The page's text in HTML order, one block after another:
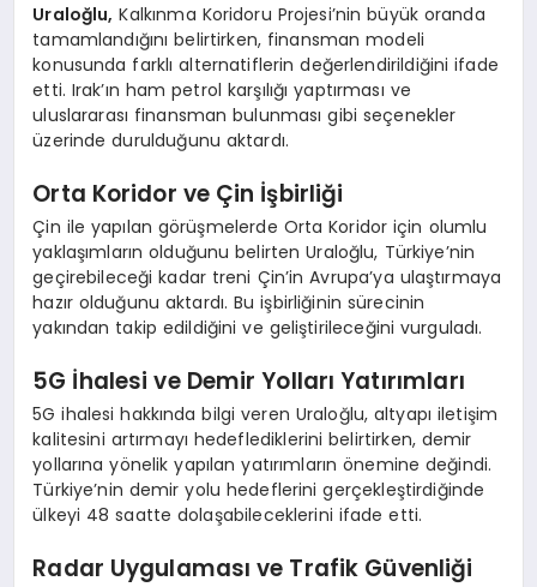
Uraloğlu, Kalkınma Koridoru Projesi’nin büyük oranda
tamamlandığını belirtirken, finansman modeli
konusunda farklı alternatiflerin değerlendirildiğini ifade
etti. Irak’ın ham petrol karşılığı yaptırması ve
uluslararası finansman bulunması gibi seçenekler
üzerinde durulduğunu aktardı.
Orta Koridor ve Çin İşbirliği
Çin ile yapılan görüşmelerde Orta Koridor için olumlu
yaklaşımların olduğunu belirten Uraloğlu, Türkiye’nin
geçirebileceği kadar treni Çin’in Avrupa’ya ulaştırmaya
hazır olduğunu aktardı. Bu işbirliğinin sürecinin
yakından takip edildiğini ve geliştirileceğini vurguladı.
5G İhalesi ve Demir Yolları Yatırımları
5G ihalesi hakkında bilgi veren Uraloğlu, altyapı iletişim
kalitesini artırmayı hedeflediklerini belirtirken, demir
yollarına yönelik yapılan yatırımların önemine değindi.
Türkiye’nin demir yolu hedeflerini gerçekleştirdiğinde
ülkeyi 48 saatte dolaşabileceklerini ifade etti.
Radar Uygulaması ve Trafik Güvenliği